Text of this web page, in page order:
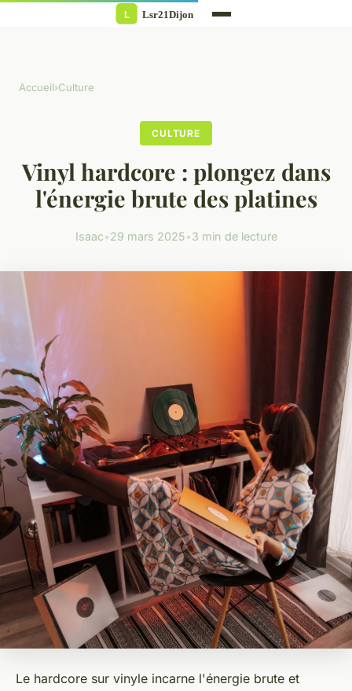
Accueil›Culture
CULTURE
Vinyl hardcore : plongez dans
l'énergie brute des platines
Isaac•29 mars 2025•3 min de lecture
Le hardcore sur vinyle incarne l'énergie brute et